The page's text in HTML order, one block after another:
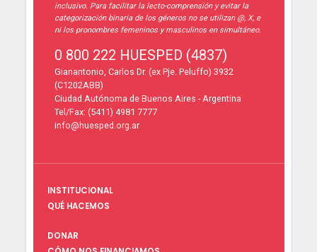
inclusivo. Para facilitar la lecto-comprensión y evitar la
categorización binaria de los géneros no se utilizan @, X, e
ni los pronombres femeninos y masculinos en simultáneo.
0 800 222 HUESPED (4837)
Gianantonio, Carlos Dr. (ex Pje. Peluffo) 3932
(C1202ABB)
Ciudad Autónoma de Buenos Aires - Argentina
Tel/Fax: (5411) 4981 7777
info@huesped.org.ar
INSTITUCIONAL
QUÉ HACEMOS
DONAR